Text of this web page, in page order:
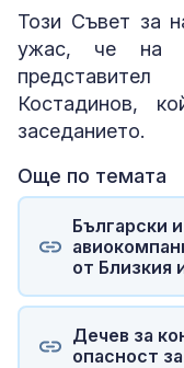
Този Съвет за
ужас, че на
Костадинов,
заседанието.
Още по темата
Български
от Близкия
Дечев за
опасност